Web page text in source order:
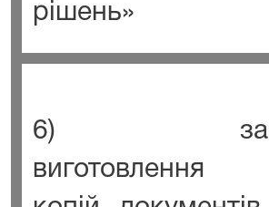
рішень»
6) за
виготовлення